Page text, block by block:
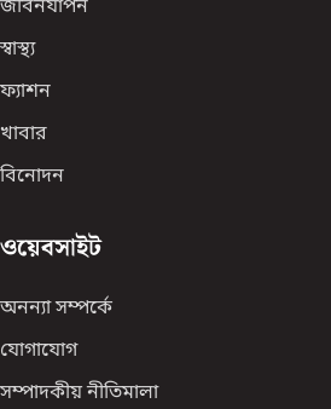
জীবনযাপন
স্বাস্থ্য
ফ্যাশন
খাবার
বিনোদন
ওয়েবসাইট
অনন্যা সম্পর্কে
যোগাযোগ
সম্পাদকীয় নীতিমালা